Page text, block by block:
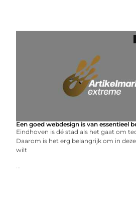
Een goed webdesign is van essentieel
Eindhoven is dé stad als het gaat om
Daarom is het erg belangrijk om in
wilt
...